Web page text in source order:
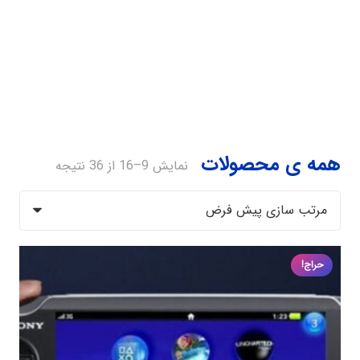
همه ی محصولات نمایش 9–16 از 36 نتیجه
حراج!